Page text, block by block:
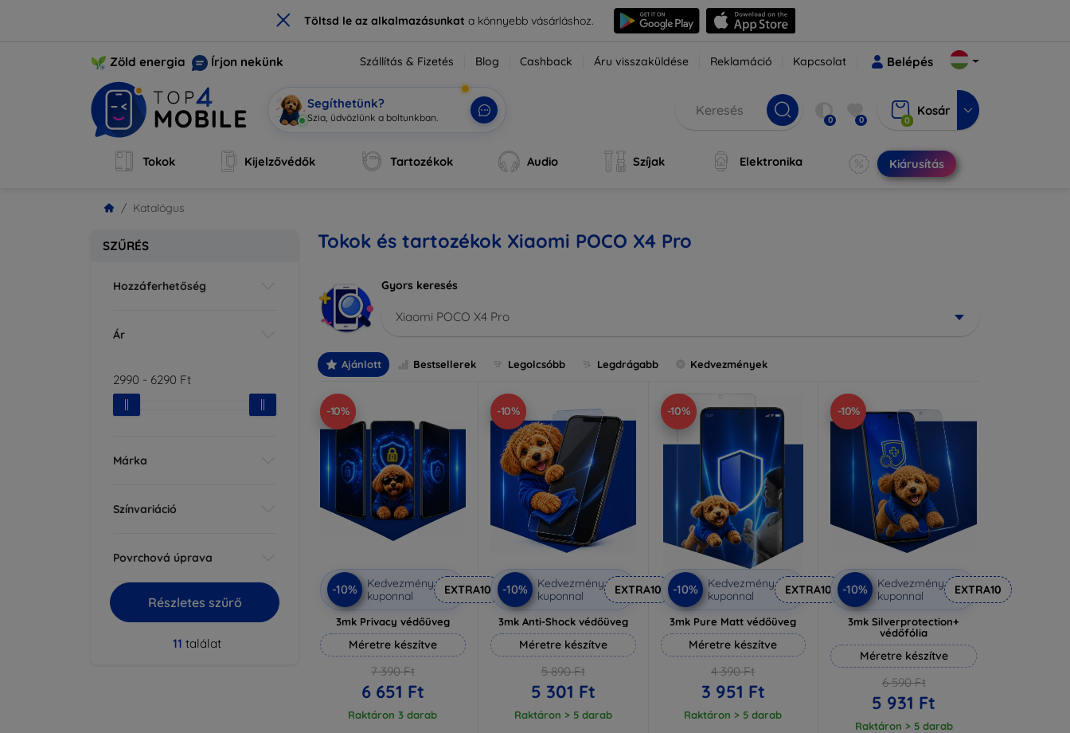
× Töltsd le az alkalmazásunkata könnyebb vásárláshoz.
Zöld energia Írjon nekünk Szállítás & Fizetés Blog Cashback Áru visszaküldése Reklamáció Kapcsolat Belépés
Segíthetünk?
Mo| 0 0 0
Kosár
Tokok Kijelzővédők Tartozékok Audio Szíjak Elektronika Kiárusítás
Katalógus
SZŰRÉS
Hozzáferhetőség
Ár
2990 - 6290 Ft
Márka
Színvariáció
Povrchová úprava
Részletes szűrő
11 találat
Tokok és tartozékok Xiaomi POCO X4 Pro
Gyors keresés
Xiaomi POCO X4 Pro
Ajánlott Bestsellerek Legolcsóbb Legdrágabb Kedvezmények
-10%
-10%
Kedvezmény
kuponnal
EXTRA10
3mk Privacy védőüveg
Méretre készítve
7 390 Ft
6 651 Ft
Raktáron 3 darab
-10%
-10%
Kedvezmény
kuponnal
EXTRA10
3mk Anti-Shock védőüveg
Méretre készítve
5 890 Ft
5 301 Ft
Raktáron > 5 darab
-10%
-10%
Kedvezmény
kuponnal
EXTRA10
3mk Pure Matt védőüveg
Méretre készítve
4 390 Ft
3 951 Ft
Raktáron > 5 darab
-10%
-10%
Kedvezmény
kuponnal
EXTRA10
3mk Silverprotection+
védőfólia
Méretre készítve
6 590 Ft
5 931 Ft
Raktáron > 5 darab